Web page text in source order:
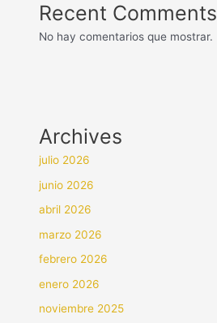
Recent Comments
No hay comentarios que mostrar.
Archives
julio 2026
junio 2026
abril 2026
marzo 2026
febrero 2026
enero 2026
noviembre 2025